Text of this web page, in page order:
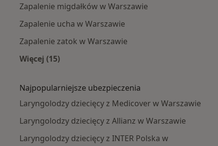
Zapalenie migdałków w Warszawie
Zapalenie ucha w Warszawie
Zapalenie zatok w Warszawie
Więcej (15)
Najpopularniejsze ubezpieczenia
Laryngolodzy dziecięcy z Medicover w Warszawie
Laryngolodzy dziecięcy z Allianz w Warszawie
Laryngolodzy dziecięcy z INTER Polska w